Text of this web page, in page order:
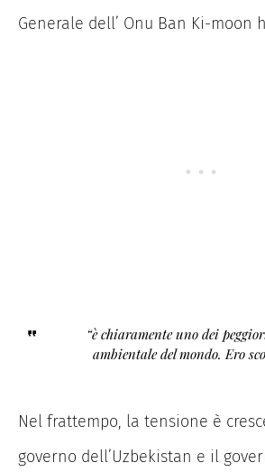
Generale dell’ Onu Ban Ki-moon
“è chiaramente uno dei
ambientale del mondo. Ero
Nel frattempo, la tensione è
governo dell’Uzbekistan e il